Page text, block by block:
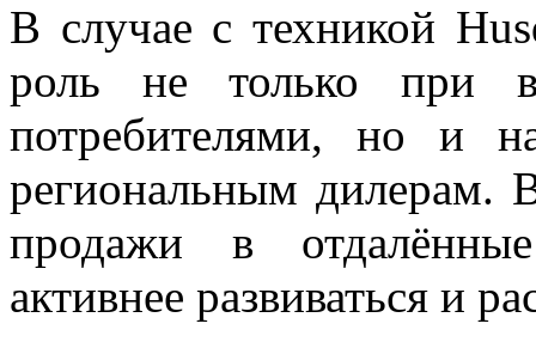
В случае с техникой
роль не только при
потребителями, но и
региональным дилерам.
продажи в
активнее развиваться и